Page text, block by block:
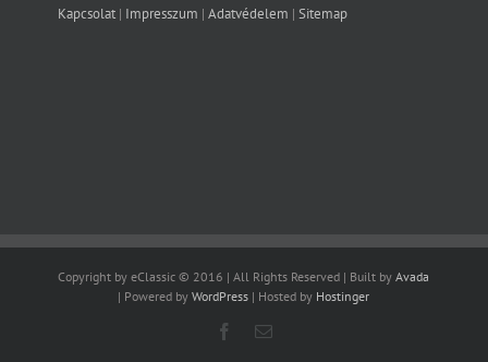
Kapcsolat| Impresszum | Adatvédelem | Sitemap
Copyright by eClassic © 2016 | All Rights Reserved | Built byAvada
| Powered byWordPress | Hosted by Hostinger
FacebookEmail: